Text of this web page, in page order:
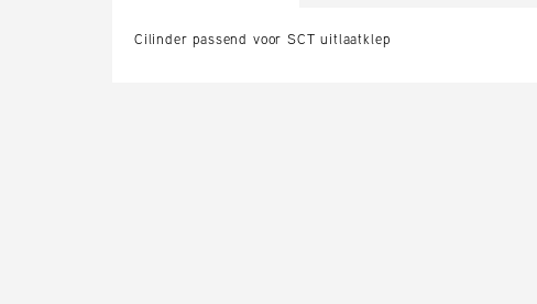
Cilinder passend voor SCT uitlaatklep